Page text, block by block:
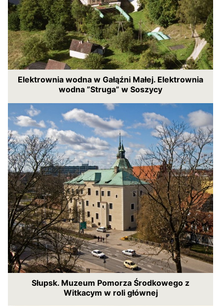
Elektrownia wodna w Gałąźni Małej. Elektrownia
wodna ”Struga” w Soszycy
Słupsk. Muzeum Pomorza Środkowego z
Witkacym w roli głównej